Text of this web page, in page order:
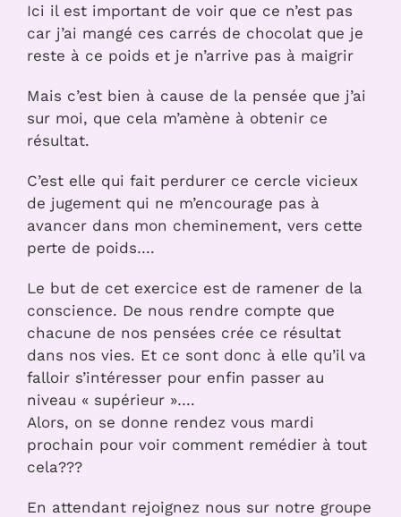
Ici il est important de voir que ce n’est pas
car j’ai mangé ces carrés de chocolat que je
reste à ce poids et je n’arrive pas à maigrir
Mais c’est bien à cause de la pensée que j’ai
sur moi, que cela m’amène à obtenir ce
résultat.
C’est elle qui fait perdurer ce cercle vicieux
de jugement qui ne m’encourage pas à
avancer dans mon cheminement, vers cette
perte de poids….
Le but de cet exercice est de ramener de la
conscience. De nous rendre compte que
chacune de nos pensées crée ce résultat
dans nos vies. Et ce sont donc à elle qu’il va
falloir s’intéresser pour enfin passer au
niveau « supérieur »….
Alors, on se donne rendez vous mardi
prochain pour voir comment remédier à tout
cela???
En attendant rejoignez nous sur notre groupe